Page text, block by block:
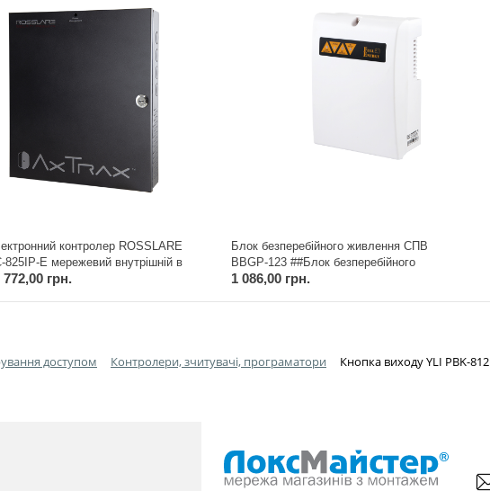
контролер ROSSLARE
825IP-E мережевий внутрішній в
ME-1515, з блоком
живлення 4А, з IP-модулем
772,00 грн.
Блок безперебійного живлення СПВ
BBGP-123 ##Блок безперебійного
живлення СПВ BBGP-123
1 086,00 грн.
доступом Контролери, зчитувачі, програматори Кнопка виходу YLI PBK-812